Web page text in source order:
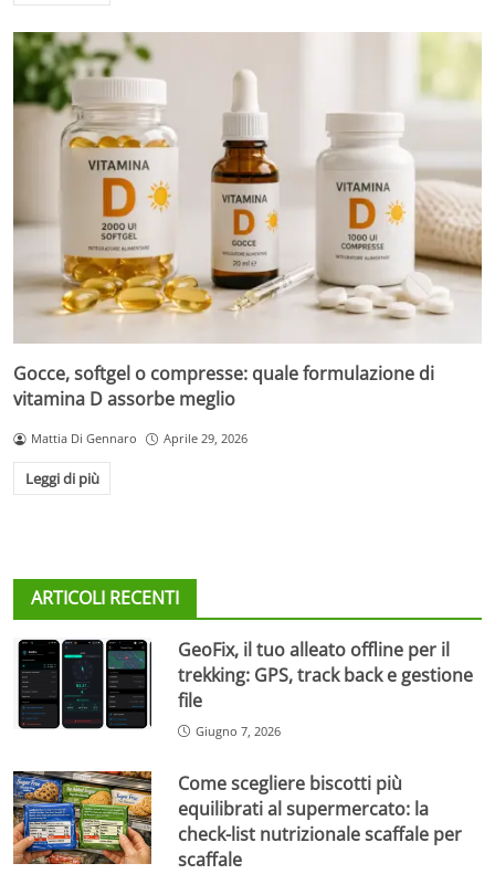
Gocce, softgel o compresse: quale formulazione di
vitamina D assorbe meglio
Mattia Di Gennaro Aprile 29, 2026
Leggi di più
ARTICOLI RECENTI
GeoFix, il tuo alleato offline per il
trekking: GPS, track back e gestione
file
Giugno 7, 2026
Come scegliere biscotti più
equilibrati al supermercato: la
check-list nutrizionale scaffale per
scaffale